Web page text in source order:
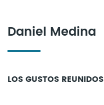
Daniel Medina
LOS GUSTOS REUNIDOS